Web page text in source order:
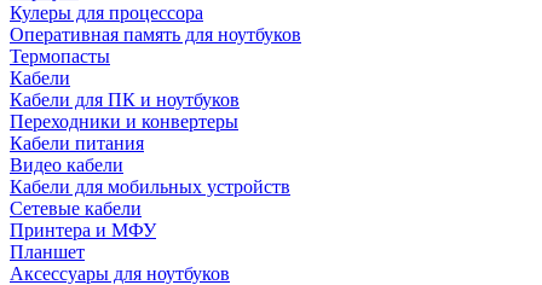
Кулеры для процессора
Оперативная память для ноутбуков
Термопасты
Кабели
Кабели для ПК и ноутбуков
Переходники и конвертеры
Кабели питания
Видео кабели
Кабели для мобильных устройств
Сетевые кабели
Принтера и МФУ
Планшет
Аксессуары для ноутбуков